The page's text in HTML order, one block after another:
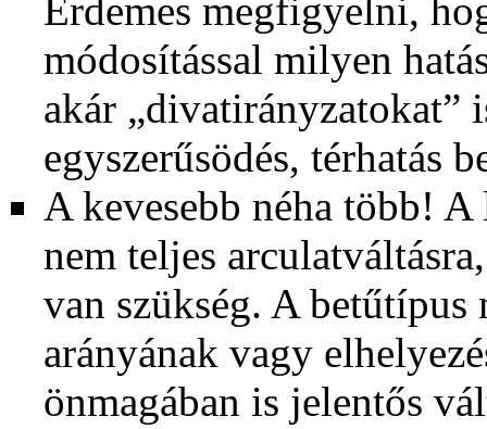
Érdemes megfigyelni,
módosítással milyen
akár „divatirányzatokat”
egyszerűsödés, térhatás
A kevesebb néha több!
nem teljes
van szükség. A betűtípus
arányának vagy
önmagában is jelentős